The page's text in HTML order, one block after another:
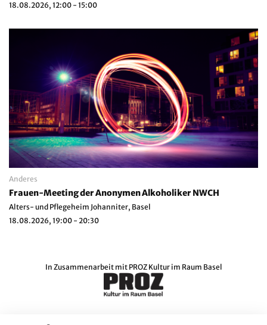
18.08.2026, 12:00 - 15:00
Anderes
Frauen-Meeting der Anonymen Alkoholiker NWCH
Alters- und Pflegeheim Johanniter, Basel
18.08.2026, 19:00 - 20:30
In Zusammenarbeit mit PROZ Kultur im Raum Basel